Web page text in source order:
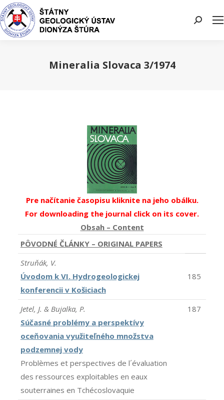
Search:
Mineralia Slovaca 3/1974
Pre načítanie časopisu kliknite na jeho obálku.
For downloading the journal click on its cover.
Obsah – Content
PÔVODNÉ ČLÁNKY – ORIGINAL PAPERS
Struňák, V.
Úvodom k VI. Hydrogeologickej
konferencii v Košiciach
185
Jetel, J. & Bujalka, P.
Súčasné problémy a perspektívy
oceňovania využiteľného množstva
podzemnej vody
Problèmes et perspectives de l´évaluation
des ressources exploitables en eaux
souterraines en Tchécoslovaquie
187